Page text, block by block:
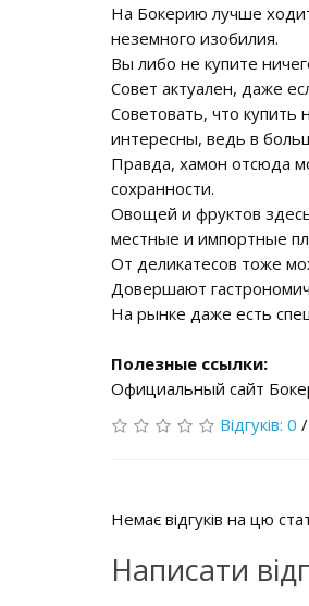
На Бокерию лучше
неземного изобилия.
Вы либо не купите
Совет актуален, даже
Советовать, что
интересны, ведь в
Правда, хамон отсюда
сохранности.
Овощей и фруктов
местные и импортные
От деликатесов тоже
Довершают
На рынке даже есть
Полезные ссылки:
Официальный сайт
Відгуків: 0 /
Немає відгуків на цю
Написати